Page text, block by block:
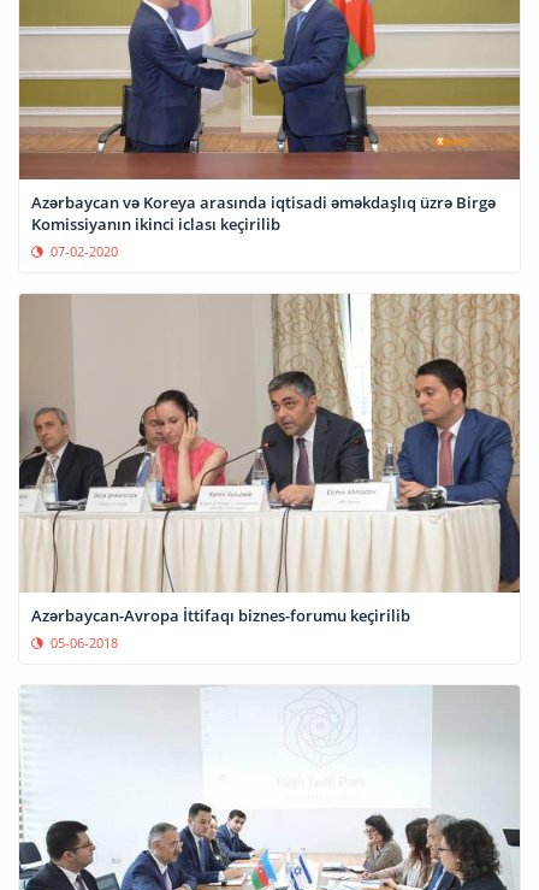
Azərbaycan və Koreya arasında iqtisadi əməkdaşlıq üzrə Birgə
Komissiyanın ikinci iclası keçirilib
07-02-2020
Azərbaycan-Avropa İttifaqı biznes-forumu keçirilib
05-06-2018